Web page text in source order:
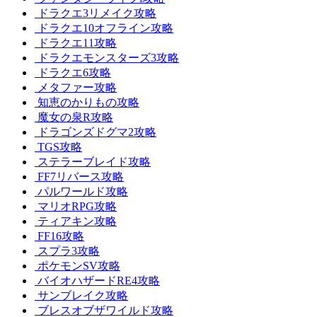
ドラクエ3リメイク攻略
ドラクエ10オフライン攻略
ドラクエ11攻略
ドラクエモンスターズ3攻略
ドラクエ6攻略
メタファー攻略
知恵のかりもの攻略
魔女の泉R攻略
ドラゴンズドグマ2攻略
TGS攻略
ステラーブレイド攻略
FF7リバース攻略
パルワールド攻略
マリオRPG攻略
ティアキン攻略
FF16攻略
スプラ3攻略
ポケモンSV攻略
バイオハザードRE4攻略
サンブレイク攻略
ブレスオブザワイルド攻略